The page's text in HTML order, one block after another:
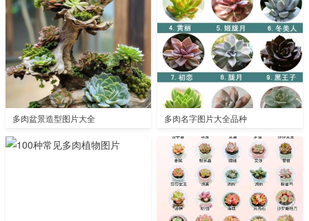
多肉盆景造型图片大全 多肉名字图片大全品种